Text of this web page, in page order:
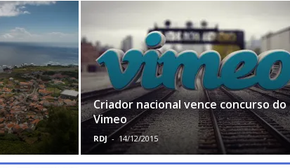
Criador nacional vence concurso do
Vimeo
RDJ - 14/12/2015